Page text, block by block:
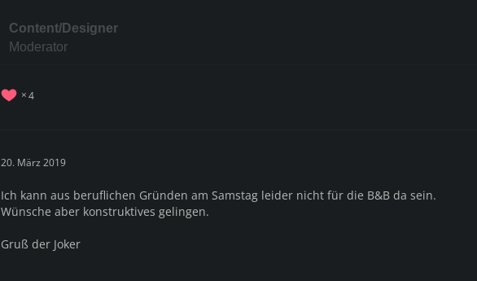
Content/Designer
Moderator
4
20. März 2019
Ich kann aus beruflichen Gründen am Samstag leider nicht für die B&B da sein.
Wünsche aber konstruktives gelingen.
Gruß der Joker